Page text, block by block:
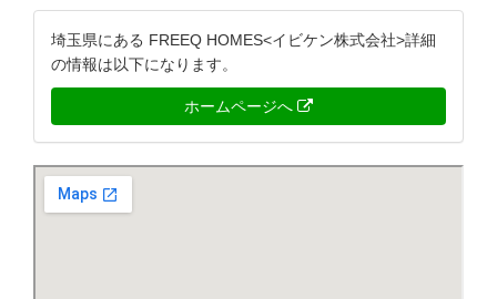
埼玉県にある FREEQ HOMES<イビケン株式会社>詳細
の情報は以下になります。
ホームページへ